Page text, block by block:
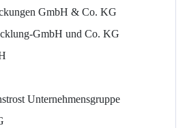
GmbH & Co. KG
GmbH und Co. KG
Unternehmensgruppe